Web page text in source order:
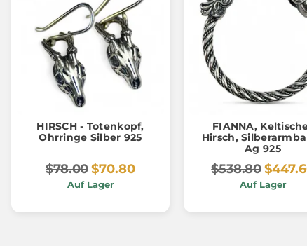
HIRSCH - Totenkopf,
Ohrringe Silber 925
$78.00$70.80
Auf Lager
FIANNA,
Hirsch,
Ag 925
$538.80
Auf Lager